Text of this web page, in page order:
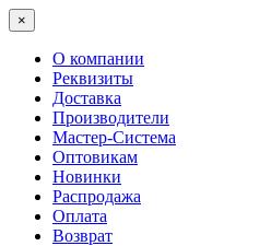
×
О компании
Реквизиты
Доставка
Производители
Мастер-Система
Оптовикам
Новинки
Распродажа
Оплата
Возврат